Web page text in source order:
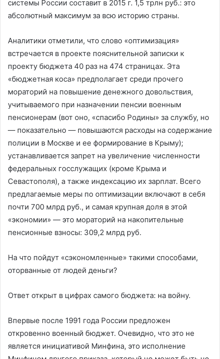
системы России составит в 2015 г. 1,5 трлн руб.: это
абсолютный максимум за всю историю страны.
Аналитики отметили, что слово «оптимизация»
встречается в проекте пояснительной записки к
проекту бюджета 40 раз на 474 страницах. Эта
«бюджетная коса» предполагает среди прочего
мораторий на повышение денежного довольствия,
учитываемого при назначении пенсии военным
пенсионерам (вот оно, «спасибо Родины» за службу, но
— показательно — повышаются расходы на содержание
полиции в Москве и ее формирование в Крыму);
устанавливается запрет на увеличение численности
федеральных госслужащих (кроме Крыма и
Севастополя), а также индексацию их зарплат. Всего
предлагаемые меры по оптимизации включают в себя
почти 700 млрд руб., и самая крупная доля в этой
«экономии» — это мораторий на накопительные
пенсионные взносы: 309,2 млрд руб.
На что пойдут «сэкономленные» такими способами,
оторванные от людей деньги?
Ответ открыт в цифрах самого бюджета: на войну.
Впервые после 1991 года России предложен
откровенно военный бюджет. Очевидно, что это не
является инициативой Минфина, это исполнение